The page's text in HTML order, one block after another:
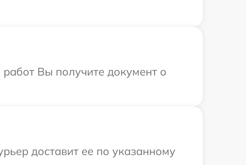
Вы получите документ о
доставит ее по указанному